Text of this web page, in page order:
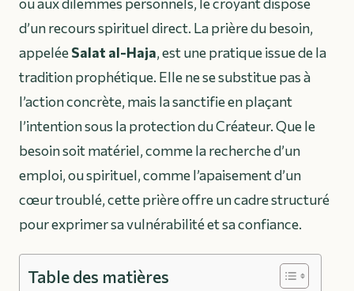
d’un recours spirituel direct. La prière du besoin,
appeléeSalat al-Haja, est une pratique issue de la
tradition prophétique. Elle ne se substitue pas à
l’action concrète, mais la sanctifie en plaçant
l’intention sous la protection du Créateur. Que le
besoin soit matériel, comme la recherche d’un
emploi, ou spirituel, comme l’apaisement d’un
cœur troublé, cette prière offre un cadre structuré
pour exprimer sa vulnérabilité et sa confiance.
Table des matières